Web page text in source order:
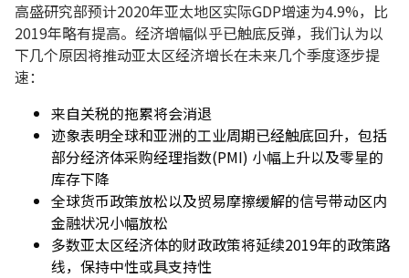
高盛研究部预计2020年亚太地区实际GDP增速为4.9%，比
2019年略有提高。经济增幅似乎已触底反弹，我们认为以
下几个原因将推动亚太区经济增长在未来几个季度逐步提
速：
来自关税的拖累将会消退
迹象表明全球和亚洲的工业周期已经触底回升，包括
部分经济体采购经理指数(PMI) 小幅上升以及零星的
库存下降
全球货币政策放松以及贸易摩擦缓解的信号带动区内
金融状况小幅放松
多数亚太区经济体的财政政策将延续2019年的政策路
线，保持中性或具支持性